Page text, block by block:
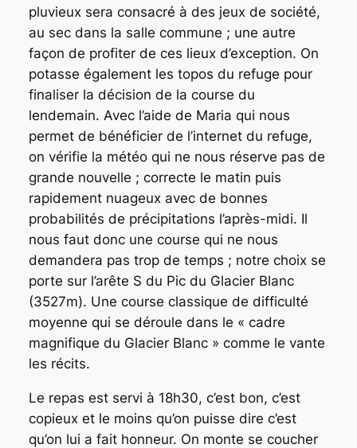
pluvieux sera consacré à des jeux de société,
au sec dans la salle commune ; une autre
façon de profiter de ces lieux d’exception. On
potasse également les topos du refuge pour
finaliser la décision de la course du
lendemain. Avec l’aide de Maria qui nous
permet de bénéficier de l’internet du refuge,
on vérifie la météo qui ne nous réserve pas de
grande nouvelle ; correcte le matin puis
rapidement nuageux avec de bonnes
probabilités de précipitations l’après-midi. Il
nous faut donc une course qui ne nous
demandera pas trop de temps ; notre choix se
porte sur l’arête S du Pic du Glacier Blanc
(3527m). Une course classique de difficulté
moyenne qui se déroule dans le « cadre
magnifique du Glacier Blanc » comme le vante
les récits.
Le repas est servi à 18h30, c’est bon, c’est
copieux et le moins qu’on puisse dire c’est
qu’on lui a fait honneur. On monte se coucher